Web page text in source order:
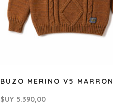
BUZO MERINO V5 MARRON
$UY 5.390,00